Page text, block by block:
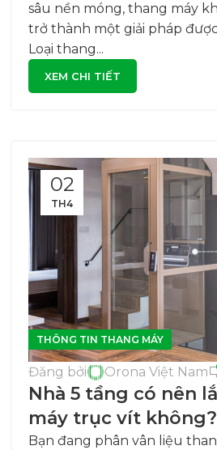
sâu nền móng, thang máy
trở thành một giải pháp
Loại thang...
XEM CHI TIẾT
02
TH4
THÔNG TIN THANG MÁY
Đăng bởi Orona Việt Nam
Nhà 5 tầng có nên
máy trục vít không?
Bạn đang phân vân liệu